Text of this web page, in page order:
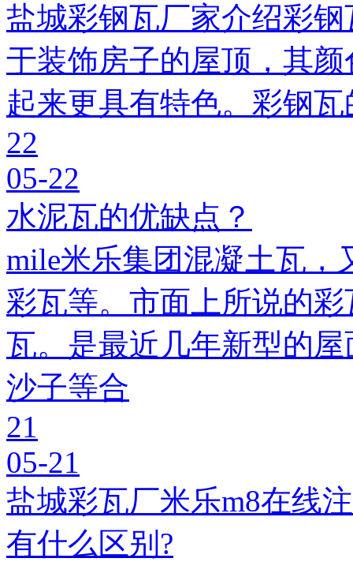
盐城彩钢瓦厂家介绍彩
于装饰房子的屋顶，其
起来更具有特色。彩钢
22
05-22
水泥瓦的优缺点？
mile米乐集团混凝土瓦，
彩瓦等。市面上所说的
瓦。是最近几年新型的
沙子等合
21
05-21
盐城彩瓦厂米乐m8在线
有什么区别?